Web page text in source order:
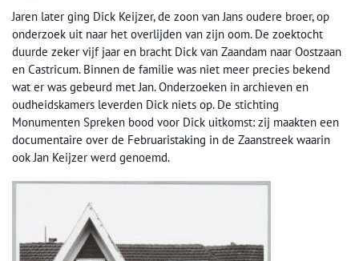
Jaren later ging Dick Keijzer, de zoon van Jans oudere broer, op
onderzoek uit naar het overlijden van zijn oom. De zoektocht
duurde zeker vijf jaar en bracht Dick van Zaandam naar Oostzaan
en Castricum. Binnen de familie was niet meer precies bekend
wat er was gebeurd met Jan. Onderzoeken in archieven en
oudheidskamers leverden Dick niets op. De stichting
Monumenten Spreken bood voor Dick uitkomst: zij maakten een
documentaire over de Februaristaking in de Zaanstreek waarin
ook Jan Keijzer werd genoemd.